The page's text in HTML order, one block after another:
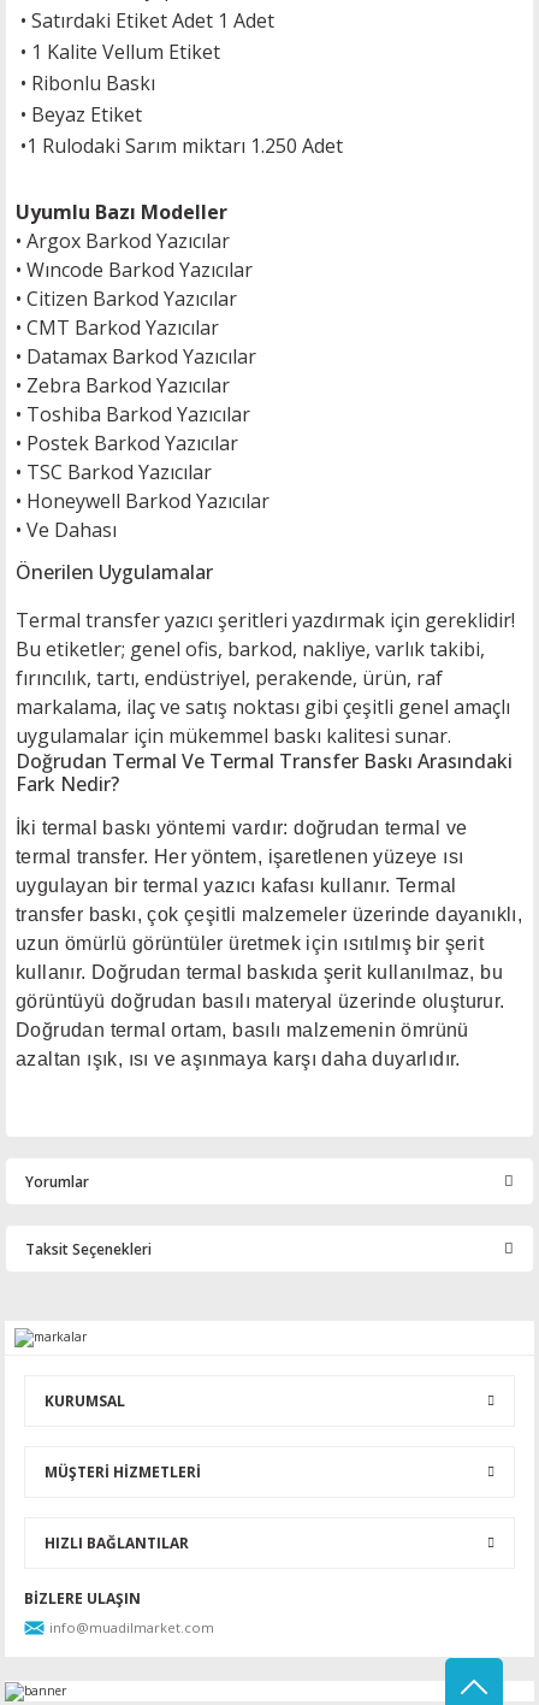
• Satırdaki Etiket Adet 1 Adet
• 1 Kalite Vellum Etiket
• Ribonlu Baskı
• Beyaz Etiket
•1 Rulodaki Sarım miktarı 1.250 Adet
Uyumlu Bazı Modeller
• Argox Barkod Yazıcılar
• Wıncode Barkod Yazıcılar
• Citizen Barkod Yazıcılar
• CMT Barkod Yazıcılar
• Datamax Barkod Yazıcılar
• Zebra Barkod Yazıcılar
• Toshiba Barkod Yazıcılar
• Postek Barkod Yazıcılar
• TSC Barkod Yazıcılar
• Honeywell Barkod Yazıcılar
• Ve Dahası
Önerilen Uygulamalar
Termal transfer yazıcı şeritleri yazdırmak için gereklidir!
Bu etiketler; genel ofis, barkod, nakliye, varlık takibi,
fırıncılık, tartı, endüstriyel, perakende, ürün, raf
markalama, ilaç ve satış noktası gibi çeşitli genel amaçlı
uygulamalar için mükemmel baskı kalitesi sunar.
Doğrudan Termal Ve Termal Transfer Baskı Arasındaki
Fark Nedir?
İki termal baskı yöntemi vardır: doğrudan termal ve
termal transfer. Her yöntem, işaretlenen yüzeye ısı
uygulayan bir termal yazıcı kafası kullanır. Termal
transfer baskı, çok çeşitli malzemeler üzerinde dayanıklı,
uzun ömürlü görüntüler üretmek için ısıtılmış bir şerit
kullanır. Doğrudan termal baskıda şerit kullanılmaz, bu
görüntüyü doğrudan basılı materyal üzerinde oluşturur.
Doğrudan termal ortam, basılı malzemenin ömrünü
azaltan ışık, ısı ve aşınmaya karşı daha duyarlıdır.
Yorumlar
Taksit Seçenekleri
KURUMSAL
MÜŞTERİ HİZMETLERİ
HIZLI BAĞLANTILAR
BİZLERE ULAŞIN
info@muadilmarket.com